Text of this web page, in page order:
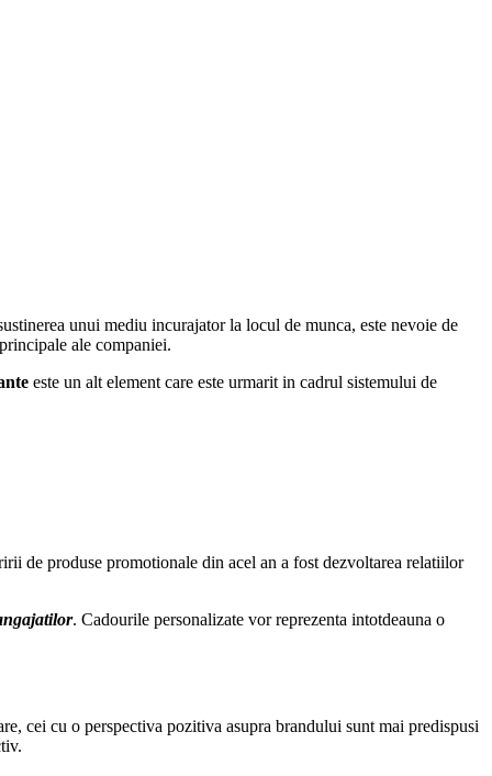
unui mediu incurajator la locul de munca, este nevoie de
ale companiei.
este un alt element care este urmarit in cadrul sistemului de
de produse promotionale din acel an a fost dezvoltarea relatiilor
. Cadourile personalizate vor reprezenta intotdeauna o
cei cu o perspectiva pozitiva asupra brandului sunt mai predispusi